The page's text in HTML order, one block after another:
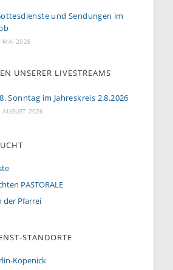
und Sendungen im
MAI 2026
UNSERER LIVESTREAMS
Sonntag im Jahreskreis 2.8.2026
AUGUST 2026
PASTORALE
der Pfarrei
STANDORTE
Köpenick